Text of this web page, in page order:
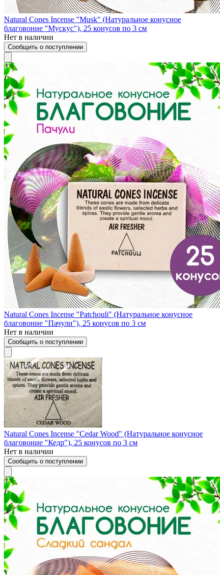
Natural Cones Incense "Musk" (Натуральное конусное
благовоние "Мускус"), 25 конусов по 3 см
Нет в наличии
Сообщить о поступлении
Natural Cones Incense "Patchouli" (Натуральное конусное
благовоние "Пачули"), 25 конусов по 3 см
Нет в наличии
Сообщить о поступлении
Natural Cones Incense "Cedar Wood" (Натуральное конусное
благовоние "Кедр"), 25 конусов по 3 см
Нет в наличии
Сообщить о поступлении